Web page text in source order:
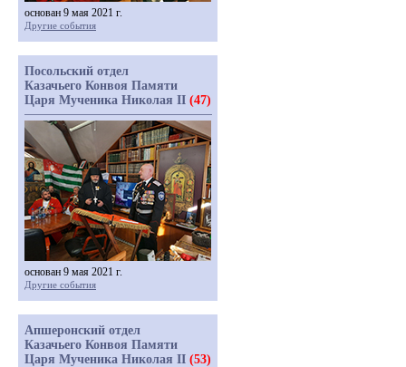
основан 9 мая 2021 г.
Другие события
Посольский отдел
Казачьего Конвоя Памяти
Царя Мученика Николая II (47)
основан 9 мая 2021 г.
Другие события
Апшеронский отдел
Казачьего Конвоя Памяти
Царя Мученика Николая II (53)